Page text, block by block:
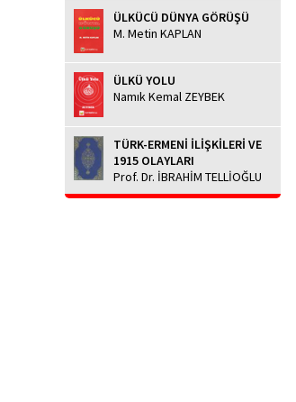
ÜLKÜCÜ DÜNYA GÖRÜŞÜ
M. Metin KAPLAN
ÜLKÜ YOLU
Namık Kemal ZEYBEK
TÜRK-ERMENİ İLİŞKİLERİ VE
1915 OLAYLARI
Prof. Dr. İBRAHİM TELLİOĞLU